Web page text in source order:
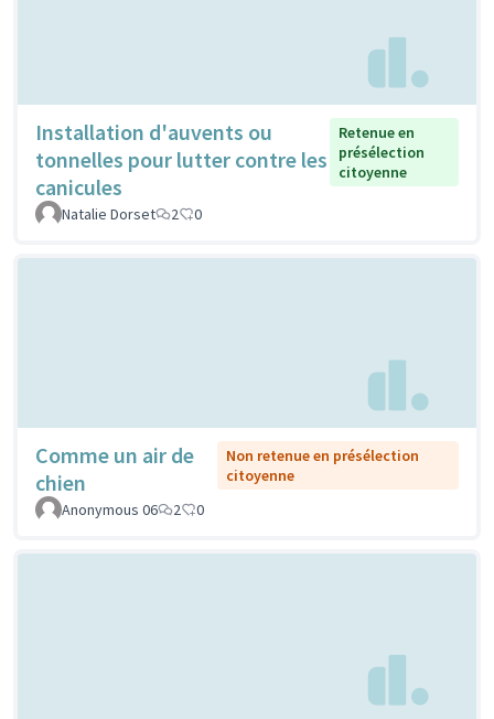
Installation d'auvents ou
tonnelles pour lutter contre les
canicules
Retenue en
présélection
citoyenne
Natalie Dorset 2 0
Comme un air de
chien
Non retenue en présélection
citoyenne
Anonymous 06
2 0